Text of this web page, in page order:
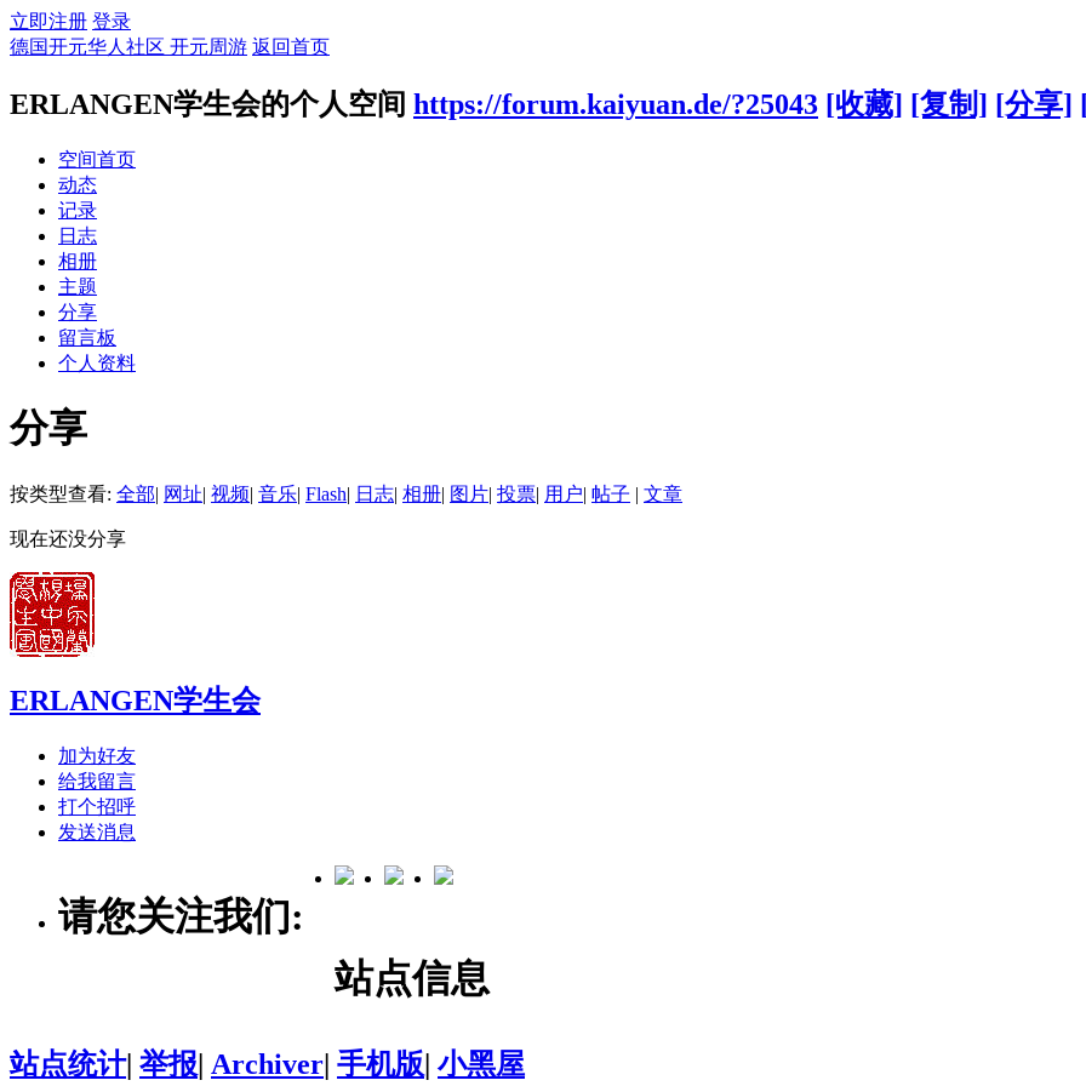
立即注册 登录
德国开元华人社区 开元周游 返回首页
ERLANGEN学生会的个人空间 https://forum.kaiyuan.de/?25043 [收藏] [复制] [分享]
空间首页
动态
记录
日志
相册
主题
分享
留言板
个人资料
分享
按类型查看: 全部| 网址| 视频| 音乐| Flash| 日志| 相册| 图片| 投票| 用户| 帖子 | 文章
现在还没分享
ERLANGEN学生会
加为好友
给我留言
打个招呼
发送消息
请您关注我们:
站点信息
站点统计| 举报| Archiver| 手机版| 小黑屋